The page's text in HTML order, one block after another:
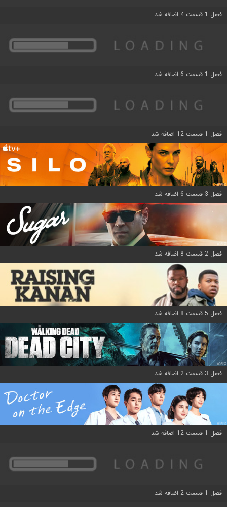
فصل 1 قسمت 4 اضافه شد
فصل 1 قسمت 6 اضافه شد
فصل 1 قسمت 12 اضافه شد
فصل 3 قسمت 6 اضافه شد
فصل 2 قسمت 8 اضافه شد
فصل 5 قسمت 8 اضافه شد
فصل 3 قسمت 2 اضافه شد
فصل 1 قسمت 12 اضافه شد
فصل 1 قسمت 2 اضافه شد